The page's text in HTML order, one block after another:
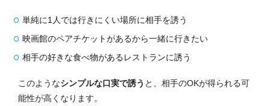
単純に1人では行きにくい場所に相手を誘う
映画館のペアチケットがあるから一緒に行きたい
相手の好きな食べ物があるレストランに誘う
このようなシンプルな口実で誘う と、相手のOKが得られる可
能性が高くなります。